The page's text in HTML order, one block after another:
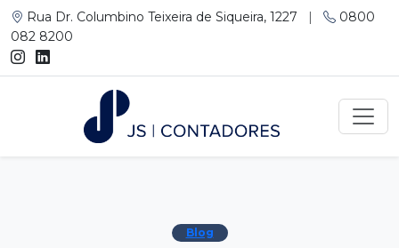
Rua Dr. Columbino Teixeira de Siqueira, 1227 |
0800
082 8200
Blog